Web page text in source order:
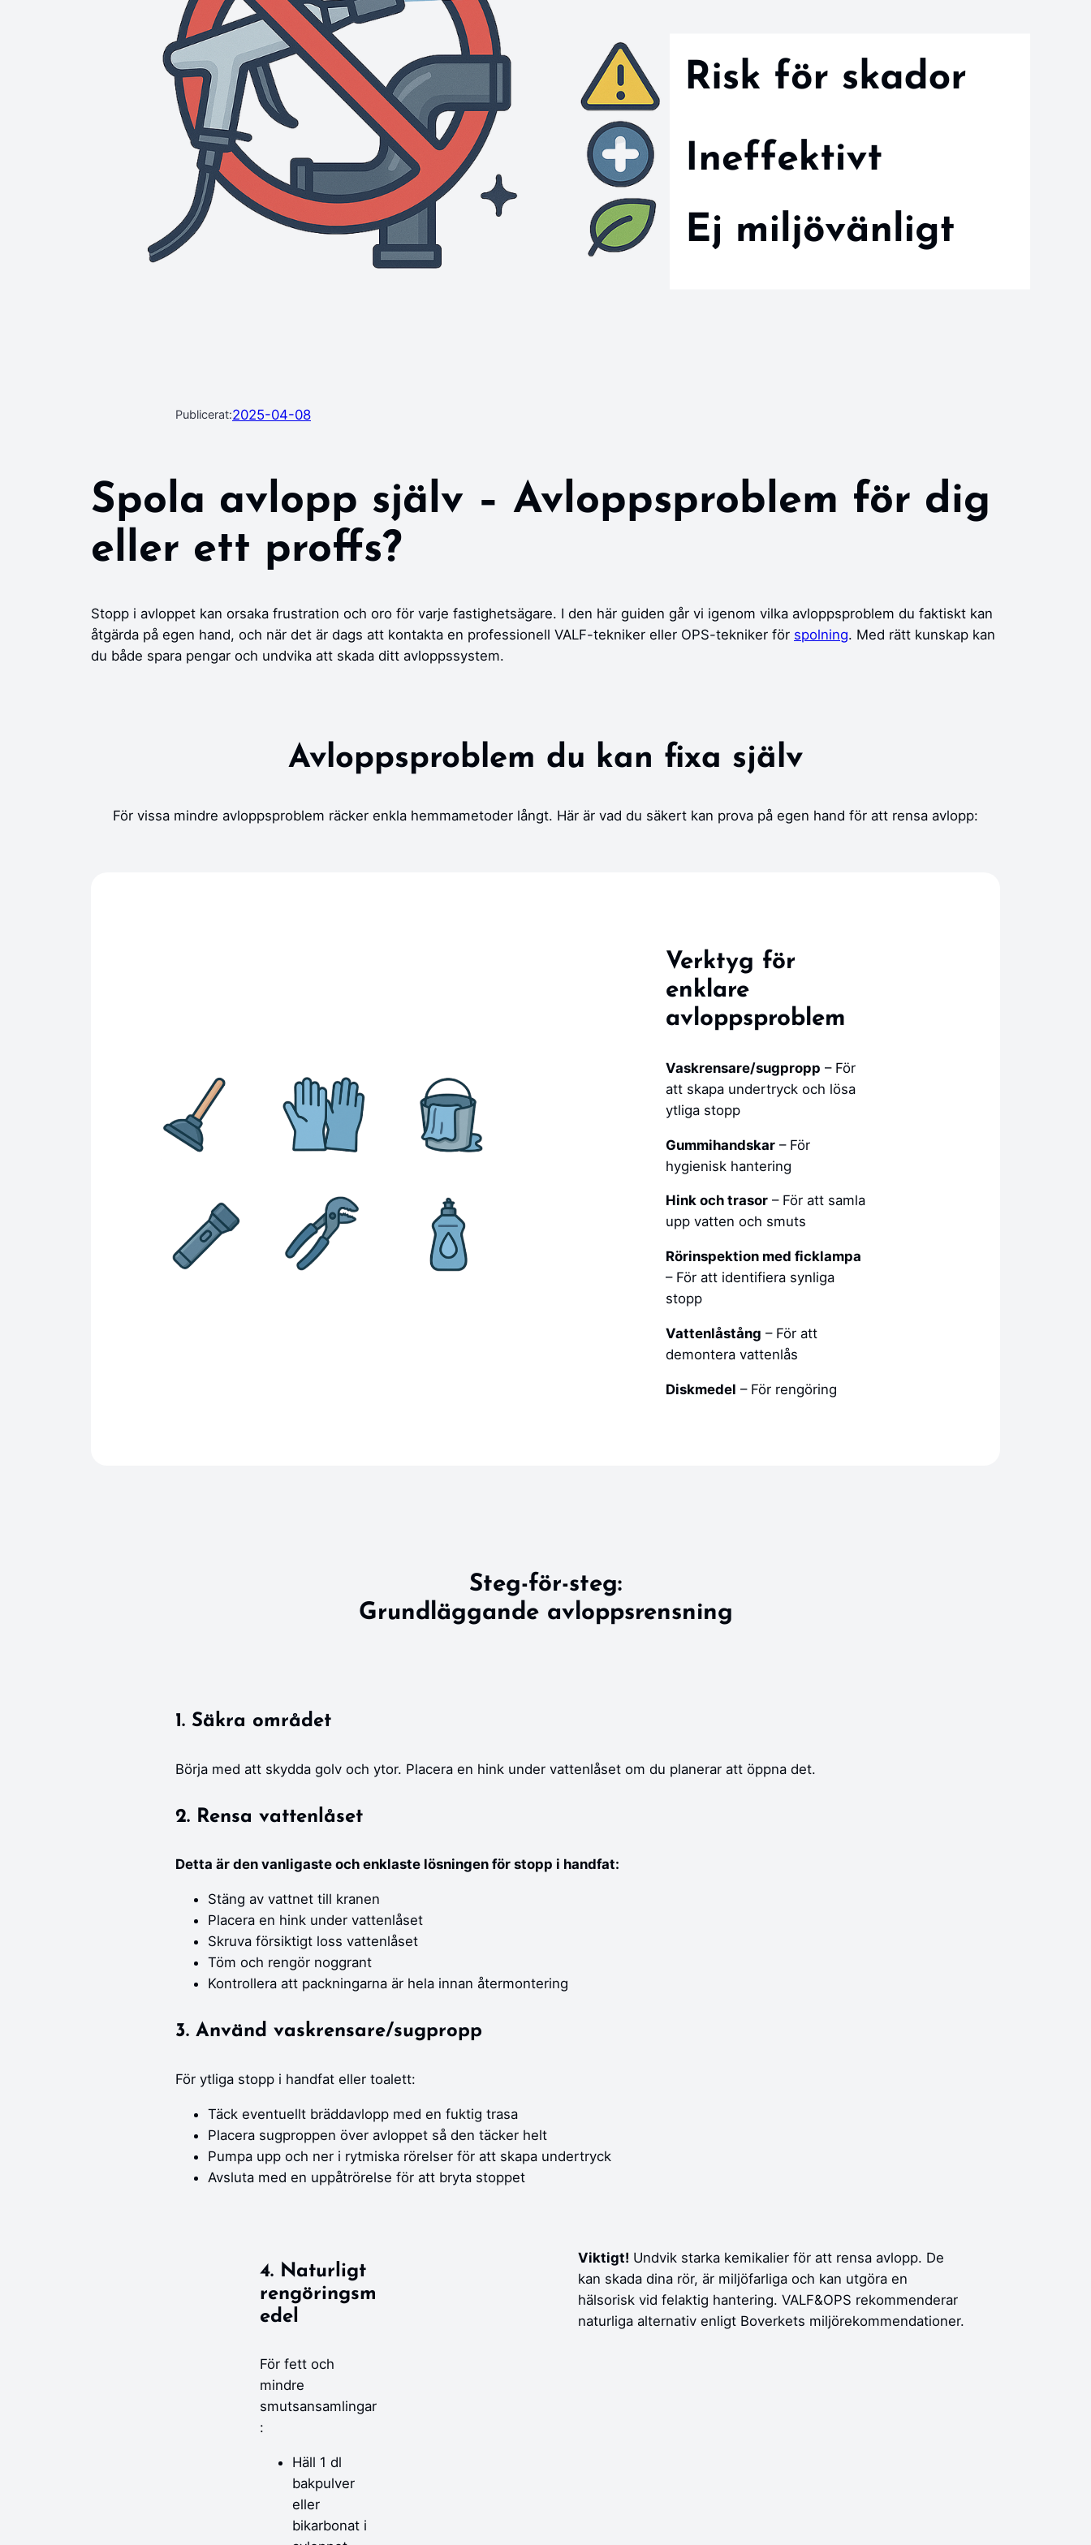
Publicerat:2025-04-08
Spola avlopp själv – Avloppsproblem för dig
eller ett proffs?
Stopp i avloppet kan orsaka frustration och oro för varje fastighetsägare. I den här guiden går vi igenom vilka avloppsproblem du faktiskt kan
åtgärda på egen hand, och när det är dags att kontakta en professionell VALF-tekniker eller OPS-tekniker för spolning. Med rätt kunskap kan
du både spara pengar och undvika att skada ditt avloppssystem.
Avloppsproblem du kan fixa själv
För vissa mindre avloppsproblem räcker enkla hemmametoder långt. Här är vad du säkert kan prova på egen hand för att rensa avlopp:
Verktyg för
enklare
avloppsproblem
Vaskrensare/sugpropp – För
att skapa undertryck och lösa
ytliga stopp
Gummihandskar– För
hygienisk hantering
Hink och trasor– För att samla
upp vatten och smuts
Rörinspektion med ficklampa
– För att identifiera synliga
stopp
Vattenlåstång – För att
demontera vattenlås
Diskmedel – För rengöring
Steg-för-steg:
Grundläggande avloppsrensning
1. Säkra området
Börja med att skydda golv och ytor. Placera en hink under vattenlåset om du planerar att öppna det.
2. Rensa vattenlåset
Detta är den vanligaste och enklaste lösningen för stopp i handfat:
Stäng av vattnet till kranen
Placera en hink under vattenlåset
Skruva försiktigt loss vattenlåset
Töm och rengör noggrant
Kontrollera att packningarna är hela innan återmontering
3. Använd vaskrensare/sugpropp
För ytliga stopp i handfat eller toalett:
Täck eventuellt bräddavlopp med en fuktig trasa
Placera sugproppen över avloppet så den täcker helt
Pumpa upp och ner i rytmiska rörelser för att skapa undertryck
Avsluta med en uppåtrörelse för att bryta stoppet
4. Naturligt
rengöringsm
edel
För fett och
mindre
smutsansamlingar
:
Häll 1 dl
bakpulver
eller
bikarbonat i
Viktigt! Undvik starka kemikalier för att rensa avlopp. De
kan skada dina rör, är miljöfarliga och kan utgöra en
hälsorisk vid felaktig hantering. VALF&OPS rekommenderar
naturliga alternativ enligt Boverkets miljörekommendationer.